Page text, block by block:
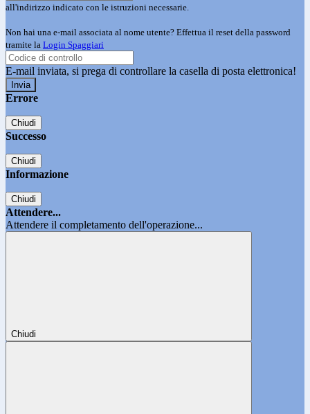
all'indirizzo indicato con le istruzioni necessarie.
Non hai una e-mail associata al nome utente? Effettua il reset della password
tramite la Login Spaggiari
E-mail inviata, si prega di controllare la casella di posta elettronica!
Errore
Chiudi
Successo
Chiudi
Informazione
Chiudi
Attendere...
Attendere il completamento dell'operazione...
Chiudi